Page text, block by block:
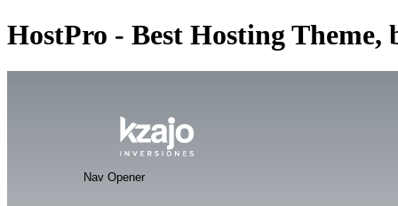
HostPro - Best Hosting Theme,
Nav Opener